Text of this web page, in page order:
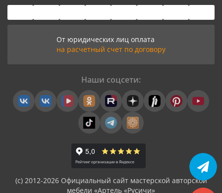
От юридических лиц оплата
на расчетный счет по договору
(с) 2012-2026 Официальный сайт мастерской авторской
мебели «Артель «Русичи»
Наши соцсети: